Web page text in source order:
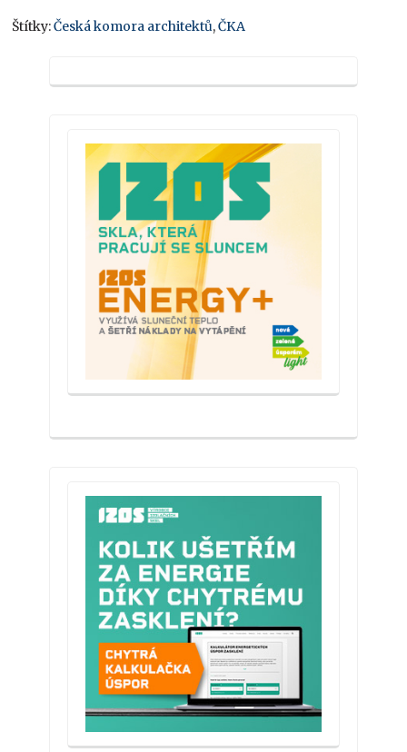
Štítky:Česká komora architektů,ČKA